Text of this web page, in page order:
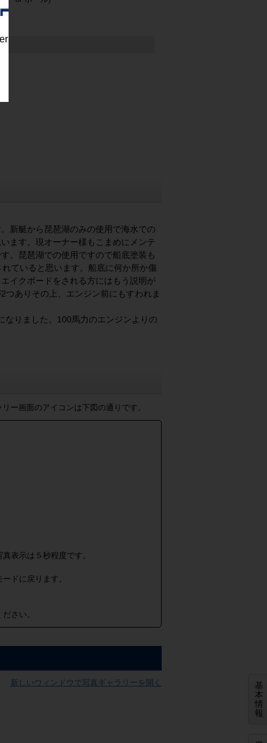
基
本
情
報
新艇から琵琶湖のみの使用で海水での
ます。現オーナー様もこまめにメンテ
。琵琶湖での使用ですので船底塗装も
ていると思います。船底に何か所か傷
イクボードをされる方にはもう説明が
ありその上、エンジン前にもすわれま
りました。100馬力のエンジンよりの
ー画面のアイコンは下図の通りです。
表示は５秒程度です。
ドに戻ります。
さい。
新しいウィンドウで写真ギャラリーを開く